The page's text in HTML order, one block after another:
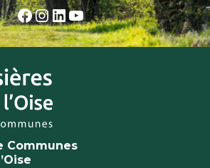
Facebook
Instagram
LinkedIn
YouTube
Communes